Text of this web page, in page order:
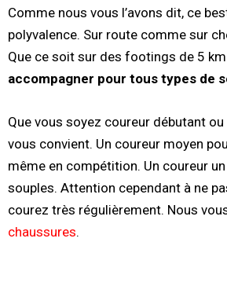
Comme nous vous l’avons dit, ce
polyvalence. Sur route comme sur
Que ce soit sur des footings de 5
accompagner pour tous types de
Que vous soyez coureur débutant
vous convient. Un coureur moyen
même en compétition. Un coureur
souples. Attention cependant à ne
courez très régulièrement. Nous
chaussures.